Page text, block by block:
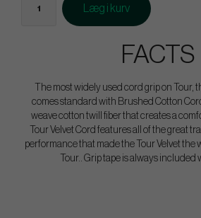
Læg i kurv
FACTS
The most widely used cord grip on Tour,
comes standard with Brushed Cotton
weave cotton twill fiber that creates a
Tour Velvet Cord features all of the great
performance that made the Tour Velvet the
Tour.. Grip tape is always included